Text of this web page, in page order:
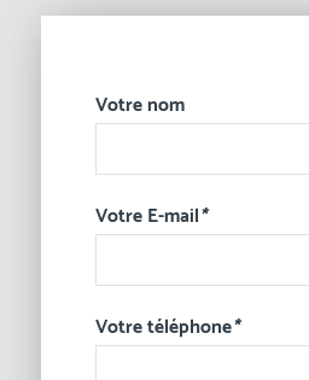
Votre nom
Votre E-mail*
Votre téléphone*